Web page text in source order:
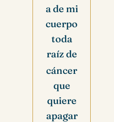
a de mi
cuerpo
toda
raíz de
cáncer
que
quiere
apagar